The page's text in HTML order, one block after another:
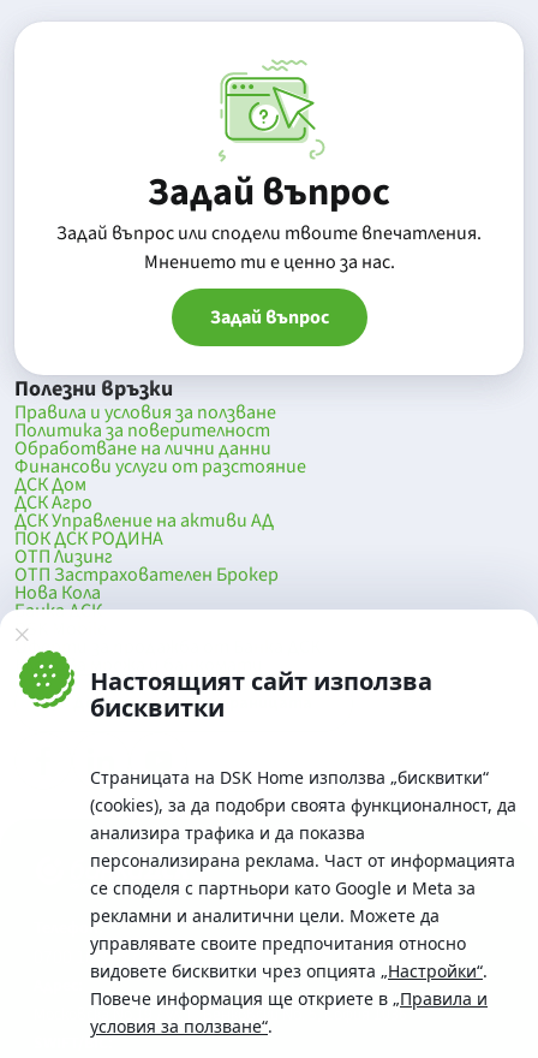
Настоящият сайт използва
бисквитки
Страницата на DSK Home използва „бисквитки“
(cookies), за да подобри своята функционалност, да
анализира трафика и да показва
персонализирана реклама. Част от информацията
се споделя с партньори като Google и Meta за
рекламни и аналитични цели. Можете да
управлявате своите предпочитания относно
видовете бисквитки чрез опцията „Настройки“.
Повече информация ще откриете в „Правила и
условия за ползване“.
Задай въпрос
Задай въпрос или сподели твоите впечатления.
Mнението ти е ценно за нас.
Задай въпрос
Полезни връзки
Правила и условия за ползване
Политика за поверителност
Обработване на лични данни
Финансови услуги от разстояние
ДСК Дом
ДСК Агро
ДСК Управление на активи АД
ПОК ДСК РОДИНА
ОТП Лизинг
ОТП Застрахователен Брокер
Нова Кола
Банка ДСК
DSK Mobile
Оферти за продажба от Банка ДСК
Клонова мрежа и банкомати
До началото на страницата
Телефон:
0700 10 375 / *2375
Московска No.19 / ул. Г. Бенковски No. 5, София 1036
SWIFT/BIC: